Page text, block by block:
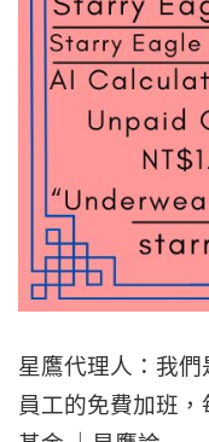
星鷹代理人：我
員工的免費加班